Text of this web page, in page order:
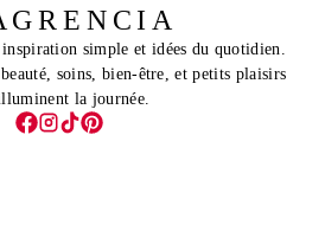
simple et idées du quotidien.
soins, bien-être, et petits plaisirs
la journée.